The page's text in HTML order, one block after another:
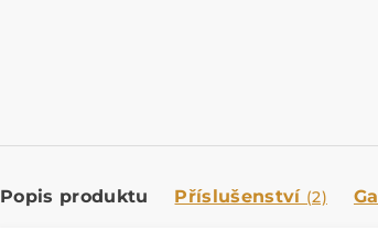
Popis produktu Příslušenství (2)